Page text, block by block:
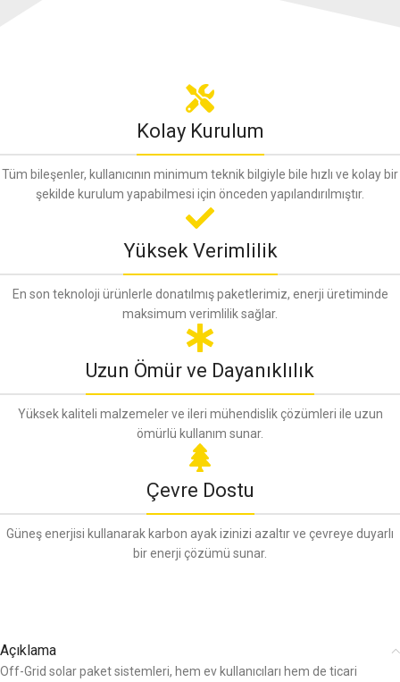
Kolay Kurulum
Tüm bileşenler, kullanıcının minimum teknik bilgiyle bile hızlı ve kolay bir
şekilde kurulum yapabilmesi için önceden yapılandırılmıştır.
Yüksek Verimlilik
En son teknoloji ürünlerle donatılmış paketlerimiz, enerji üretiminde
maksimum verimlilik sağlar.
Uzun Ömür ve Dayanıklılık
Yüksek kaliteli malzemeler ve ileri mühendislik çözümleri ile uzun
ömürlü kullanım sunar.
Çevre Dostu
Güneş enerjisi kullanarak karbon ayak izinizi azaltır ve çevreye duyarlı
bir enerji çözümü sunar.
Açıklama
Off-Grid solar paket sistemleri, hem ev kullanıcıları hem de ticari